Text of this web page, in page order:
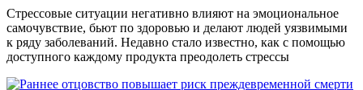
Стрессовые ситуации негативно влияют на эмоциональное
самочувствие, бьют по здоровью и делают людей уязвимыми
к ряду заболеваний. Недавно стало известно, как с помощью
доступного каждому продукта преодолеть стрессы